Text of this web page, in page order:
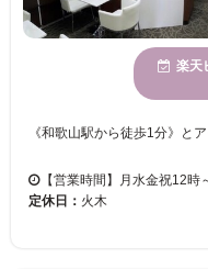
楽天
【営業時間】月水金祝12
定休日： 火木